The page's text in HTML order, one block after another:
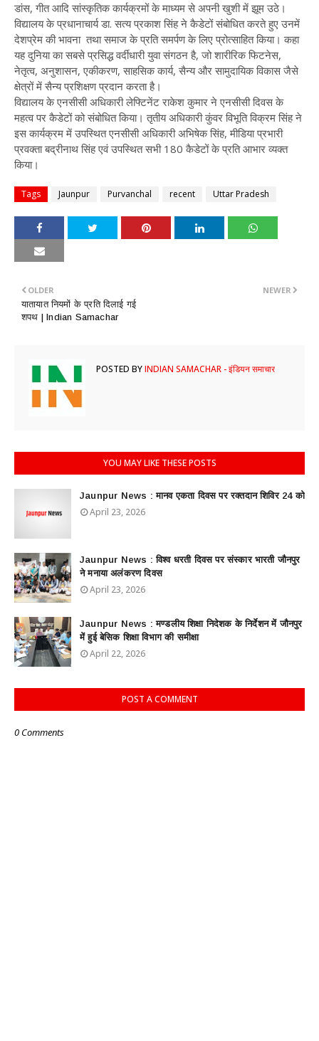
डांस, गीत आदि सांस्कृतिक कार्यक्रमों के माध्यम से अपनी खुशी में झूम उठे।
विद्यालय के प्रधानाचार्य डा. सत्य प्रकाश सिंह ने कैडेटों संबोधित करते हुए उनमें
देशप्रेम की भावना तथा समाज के प्रति समर्पण के लिए प्रोत्साहित किया। कहा
यह दुनिया का सबसे प्रसिद्ध वर्दीधारी युवा संगठन है, जो शारीरिक फिटनेस,
नेतृत्व, अनुशासन, एकीकरण, साहसिक कार्य, सैन्य और सामुदायिक विकास जैसे
क्षेत्रों में सैन्य प्रशिक्षण प्रदान करता है।
विद्यालय के एनसीसी अधिकारी लेफ्टिनेंट राकेश कुमार ने एनसीसी दिवस के
महत्व पर कैडेटों को संबोधित किया। तृतीय अधिकारी कुंवर विभूति विक्रम सिंह ने
इस कार्यक्रम में उपस्थित एनसीसी अधिकारी अभिषेक सिंह, मीडिया प्रभारी
प्रवक्ता बद्रीनाथ सिंह एवं उपस्थित सभी 180 कैडेटों के प्रति आभार व्यक्त
किया।
Tags Jaunpur Purvanchal recent Uttar Pradesh
NEWER
OLDER
​यातायात नियमों के प्रति दिलाई गई
शपथ | Indian Samachar
POSTED BYINDIAN SAMACHAR - इंडियन समाचार
YOU MAY LIKE THESE POSTS
Jaunpur News : ​मानव एकता दिवस पर रक्तदान शिविर 24 को
April 23, 2026
Jaunpur News : विश्व धरती दिवस पर संस्कार भारती जौनपुर
ने मनाया अलंकरण दिवस
April 23, 2026
Jaunpur News : ​मण्डलीय शिक्षा निदेशक के निर्देशन में जौनपुर
में हुई बेसिक शिक्षा विभाग की समीक्षा
April 22, 2026
POST A COMMENT
0 Comments